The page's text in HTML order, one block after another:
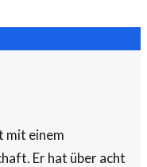
mit einem
Er hat über acht